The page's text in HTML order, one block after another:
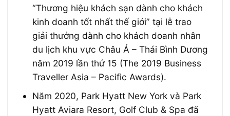
“Thương hiệu khách sạn dành cho khách
kinh doanh tốt nhất thế giới” tại lễ trao
giải thưởng dành cho khách doanh nhân
du lịch khu vực Châu Á – Thái Bình Dương
năm 2019 lần thứ 15 (The 2019 Business
Traveller Asia – Pacific Awards).
Năm 2020, Park Hyatt New York và Park
Hyatt Aviara Resort, Golf Club & Spa đã